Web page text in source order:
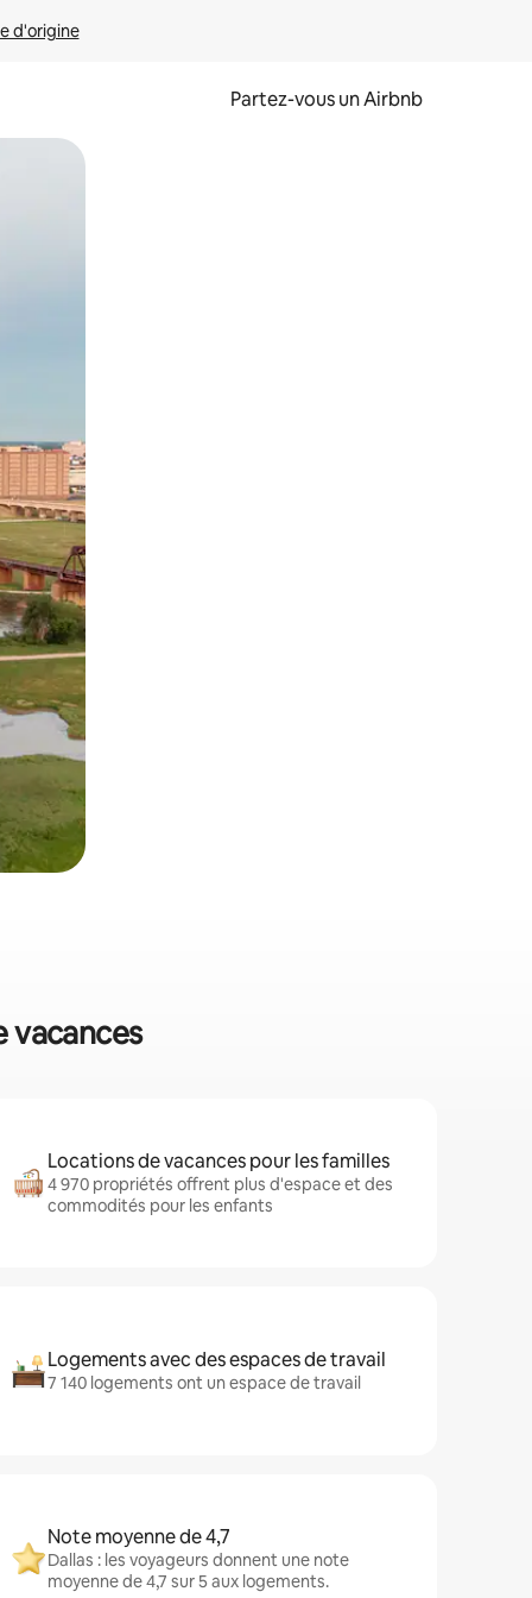
d'origine
Partez-vous un Airbnb
en les faisant glisser.
vacances
Locations de vacances pour les familles
4 970 propriétés offrent plus d'espace et des
commodités pour les enfants
Logements avec des espaces de travail
7 140 logements ont un espace de travail
Note moyenne de 4,7
Dallas : les voyageurs donnent une note
moyenne de 4,7 sur 5 aux logements.